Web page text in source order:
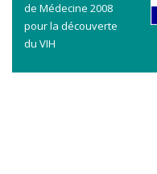
de Médecine 2008
pour la découverte
du VIH